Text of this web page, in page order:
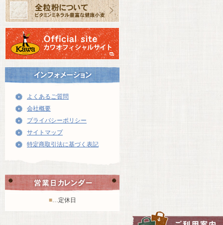
よくあるご質問
会社概要
プライバシーポリシー
サイトマップ
特定商取引法に基づく表記
■…定休日